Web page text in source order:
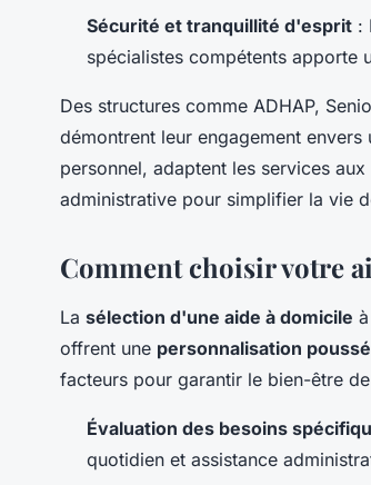
Sécurité et tranquillité d'esprit :
spécialistes compétents apporte
Des structures comme ADHAP,
démontrent leur engagement envers
personnel, adaptent les services
administrative pour simplifier la vie
Comment choisir votre
La sélection d'une aide à domicile
offrent une personnalisation
facteurs pour garantir le bien-être
Évaluation des besoins
quotidien et assistance